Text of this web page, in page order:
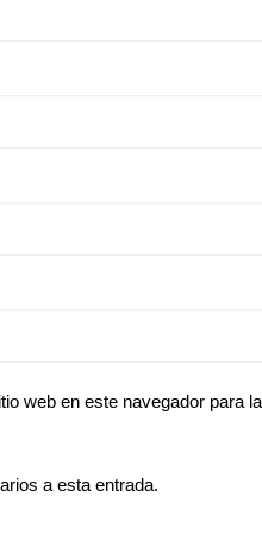
web en este navegador para
a esta entrada.